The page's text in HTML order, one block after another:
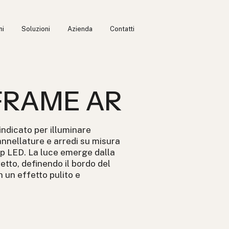
Soluzioni Azienda Contatti
AR
per illuminare
e arredi su misura
LED. La luce emerge dalla
definendo il bordo del
un effetto pulito e